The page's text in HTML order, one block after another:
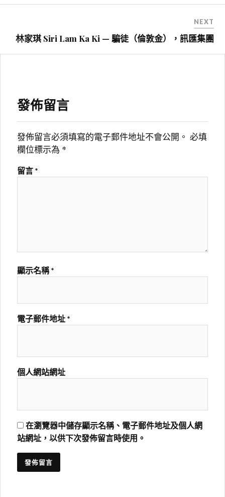
覽
NEXT
林家琪 Siri Lam Ka Ki — 騙徒（倫敦金），訊匯集團
發佈留言
發佈留言必須填寫的電子郵件地址不會公開。 必填
欄位標示為 *
留言 *
顯示名稱*
電子郵件地址 *
個人網站網址
在瀏覽器中儲存顯示名稱、電子郵件地址及個人網
站網址，以供下次發佈留言時使用。